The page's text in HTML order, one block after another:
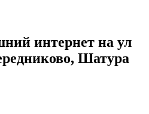
интернет на ул
Шатура